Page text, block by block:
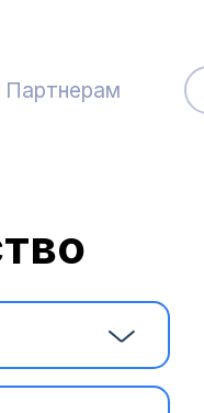
Партнерам